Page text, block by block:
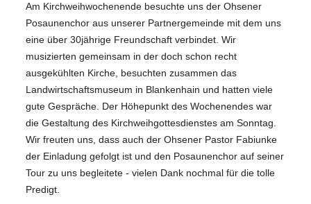
Am Kirchweihwochenende besuchte uns der Ohsener
Posaunenchor aus unserer Partnergemeinde mit dem uns
eine über 30jährige Freundschaft verbindet. Wir
musizierten gemeinsam in der doch schon recht
ausgekühlten Kirche, besuchten zusammen das
Landwirtschaftsmuseum in Blankenhain und hatten viele
gute Gespräche. Der Höhepunkt des Wochenendes war
die Gestaltung des Kirchweihgottesdienstes am Sonntag.
Wir freuten uns, dass auch der Ohsener Pastor Fabiunke
der Einladung gefolgt ist und den Posaunenchor auf seiner
Tour zu uns begleitete - vielen Dank nochmal für die tolle
Predigt.